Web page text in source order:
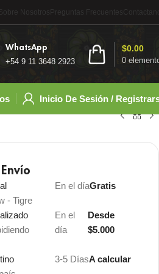
Nosotros Preguntas Frecuentes
WhatsApp
+54 9 11 3648 2923 0
$0.00
Inicio De Sesión /
- Tigre
En el díaGratis
En el
día
Desde
$5.000
3-5 DíasA calcular